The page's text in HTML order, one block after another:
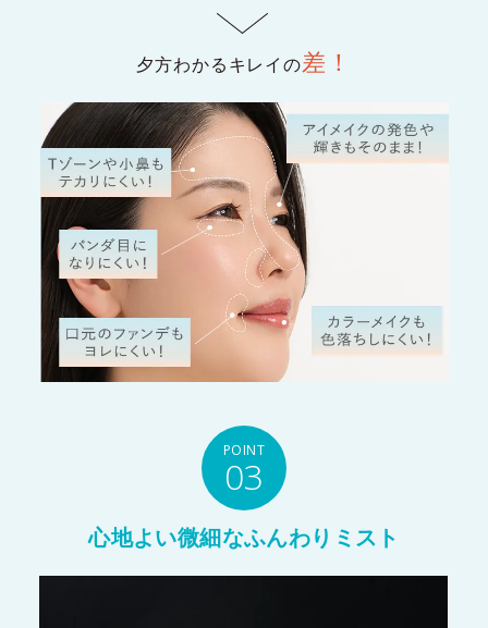
夕方わかるキレイの差！
POINT
03
心地よい微細なふんわりミスト